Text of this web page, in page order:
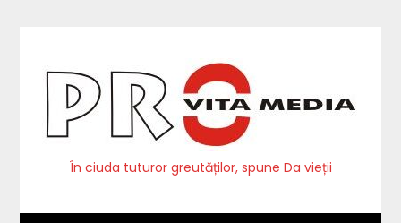
În ciuda tuturor greutăților, spune Da vieții